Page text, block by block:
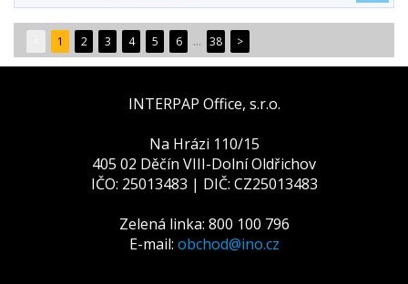
1 2 3 4 5 6 ... 38 >
INTERPAP Office, s.r.o.
Na Hrázi 110/15
405 02 Děčín VIII-Dolní Oldřichov
IČO: 25013483 | DIČ: CZ25013483
Zelená linka: 800 100 796
E-mail: obchod@ino.cz